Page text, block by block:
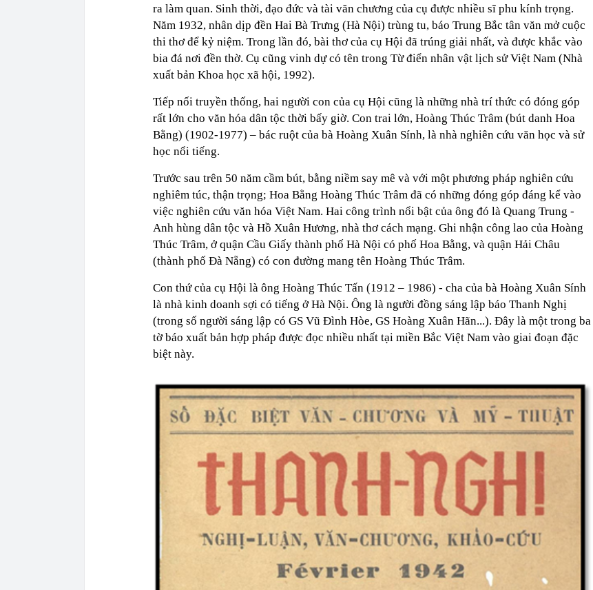
ra làm quan. Sinh thời, đạo đức và tài văn chương của cụ được nhiều sĩ phu kính trọng.
Năm 1932, nhân dịp đền Hai Bà Trưng (Hà Nội) trùng tu, báo Trung Bắc tân văn mở cuộc
thi thơ để kỷ niệm. Trong lần đó, bài thơ của cụ Hội đã trúng giải nhất, và được khắc vào
bia đá nơi đền thờ. Cụ cũng vinh dự có tên trong Từ điển nhân vật lịch sử Việt Nam (Nhà
xuất bản Khoa học xã hội, 1992).
Tiếp nối truyền thống, hai người con của cụ Hội cũng là những nhà trí thức có đóng góp
rất lớn cho văn hóa dân tộc thời bấy giờ. Con trai lớn, Hoàng Thúc Trâm (bút danh Hoa
Bằng) (1902-1977) – bác ruột của bà Hoàng Xuân Sính, là nhà nghiên cứu văn học và sử
học nổi tiếng.
Trước sau trên 50 năm cầm bút, bằng niềm say mê và với một phương pháp nghiên cứu
nghiêm túc, thận trọng; Hoa Bằng Hoàng Thúc Trâm đã có những đóng góp đáng kể vào
việc nghiên cứu văn hóa Việt Nam. Hai công trình nổi bật của ông đó là Quang Trung -
Anh hùng dân tộc và Hồ Xuân Hương, nhà thơ cách mạng. Ghi nhận công lao của Hoàng
Thúc Trâm, ở quận Cầu Giấy thành phố Hà Nội có phố Hoa Bằng, và quận Hải Châu
(thành phố Đà Nẵng) có con đường mang tên Hoàng Thúc Trâm.
Con thứ của cụ Hội là ông Hoàng Thúc Tấn (1912 – 1986) - cha của bà Hoàng Xuân Sính
là nhà kinh doanh sợi có tiếng ở Hà Nội. Ông là người đồng sáng lập báo Thanh Nghị
(trong số người sáng lập có GS Vũ Đình Hòe, GS Hoàng Xuân Hãn...). Đây là một trong ba
tờ báo xuất bản hợp pháp được đọc nhiều nhất tại miền Bắc Việt Nam vào giai đoạn đặc
biệt này.